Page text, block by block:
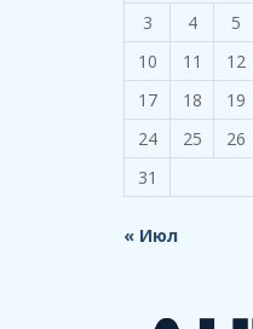
3
4 5
10
11 12
17
18 19
24
25 26
31
« Июл